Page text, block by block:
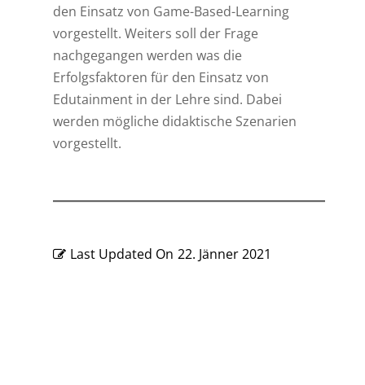
den Einsatz von Game-Based-Learning
vorgestellt. Weiters soll der Frage
nachgegangen werden was die
Erfolgsfaktoren für den Einsatz von
Edutainment in der Lehre sind. Dabei
werden mögliche didaktische Szenarien
vorgestellt.
Last Updated On 22. Jänner 2021